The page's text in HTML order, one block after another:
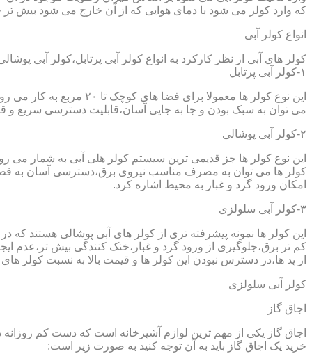
که وارد کولر می شود با دمای هوایی که از آن خارج می شود بیش تر
انواع کولر آبی
کولر های آبی از نظر کارکرد به انواع کولر آبی پرتابل،کولر آبی
۱-کولر آبی پرتابل
این نوع کولر ها
می توان به سبک بودن و جا به جایی آسان،قابلیت دسترسی سریع و
۲-کولر آبی پوشالی
این نوع کولر ها جز قدیمی ترین سیستم کولر هلی آبی به شمار
کولر ها می توان به مصرف مناسب نیروی برق،دسترسی آسان به
امکان ورود گرد و غبار به محیط اشاره کرد.
۳-کولر آبی سلولزی
این کولر ها نمونه پیشرفته تری از کولر های آبی پوشالی هستند
کم تر برق،جلوگیری از ورود گرد و غبار،خنک کنندگی بیش تر،عدم
از پد ها،در دسترس نبودن این کولر ها و قیمت بالا به نسبت کولر
کولر آبی سلولزی
اجاق گاز
اجاق گاز یکی از مهم ترین لوازم آشپزخانه است که دست کم روزانه
خرید یک اجاق گاز باید به آن توجه کنید به صورت زیر است: